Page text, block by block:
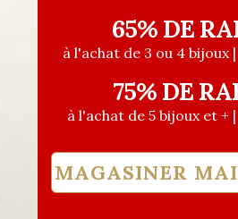
65% DE
à l'achat de 3 ou 4 bijoux
75% DE
à l'achat de 5 bijoux et +
MAGASINER